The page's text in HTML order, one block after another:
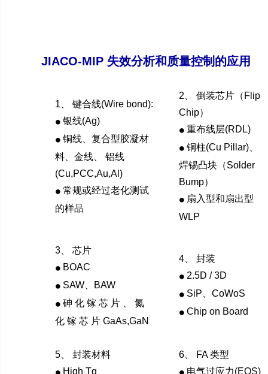
JIACO-MIP 失效分析和质量控制的应用
1、 键合线(Wire bond):
⚫银线(Ag)
⚫铜线、复合型胶凝材
料、金线、 铝线
(Cu,PCC,Au,Al)
⚫常规或经过老化测试
的样品
2、 倒装芯片（Flip
Chip）
⚫重布线层(RDL)
⚫铜柱(Cu Pillar)、
焊锡凸块（Solder
Bump）
⚫扇入型和扇出型
WLP
3、 芯片
⚫BOAC
⚫SAW、BAW
⚫砷 化 镓 芯 片 、 氮
化 镓 芯 片 GaAs,GaN
4、 封装
⚫2.5D / 3D
⚫SiP、CoWoS
⚫Chip on Board
5、 封装材料
High Tg
6、 FA 类型
电气过应力(EOS)